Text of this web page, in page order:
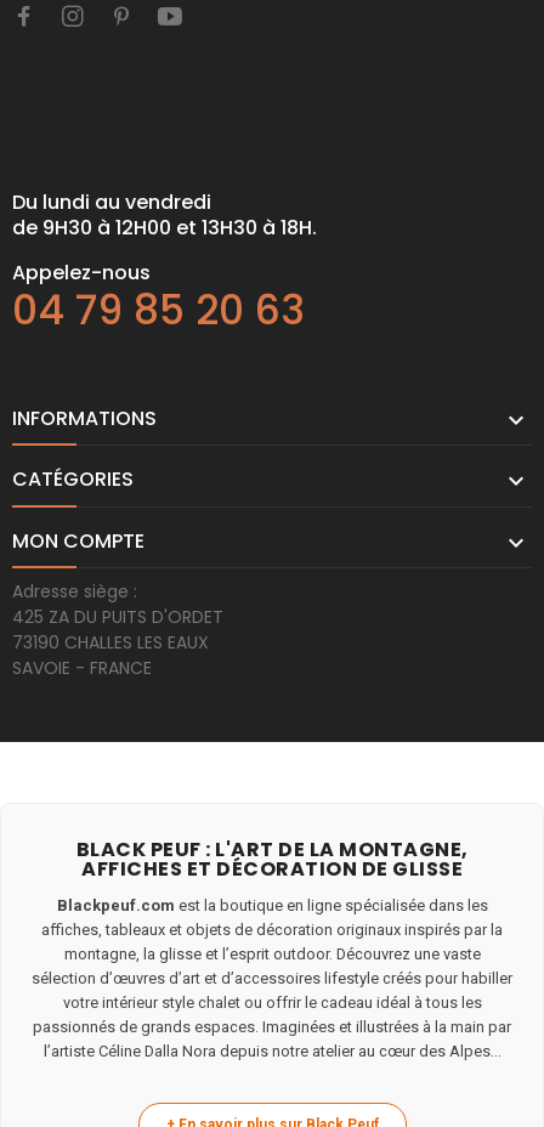
Du lundi au vendredi
de 9H30 à 12H00 et 13H30 à 18H.
Appelez-nous
04 79 85 20 63
INFORMATIONS 
CATÉGORIES 
MON COMPTE 
Adresse siège :
425 ZA DU PUITS D'ORDET
73190 CHALLES LES EAUX
SAVOIE - FRANCE
BLACK PEUF : L'ART DE LA MONTAGNE,
AFFICHES ET DÉCORATION DE GLISSE
Blackpeuf.com est la boutique en ligne spécialisée dans les
affiches, tableaux et objets de décoration originaux inspirés par la
montagne, la glisse et l’esprit outdoor. Découvrez une vaste
sélection d’œuvres d’art et d’accessoires lifestyle créés pour habiller
votre intérieur style chalet ou offrir le cadeau idéal à tous les
passionnés de grands espaces. Imaginées et illustrées à la main par
l’artiste Céline Dalla Nora depuis notre atelier au cœur des Alpes...